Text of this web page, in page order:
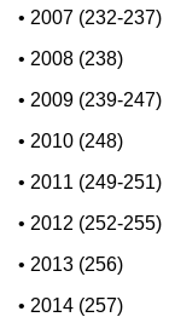
• 2007 (232-237)
• 2008 (238)
• 2009 (239-247)
• 2010 (248)
• 2011 (249-251)
• 2012 (252-255)
• 2013 (256)
• 2014 (257)